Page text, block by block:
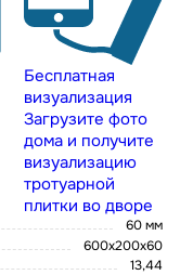
Бесплатная
визуализация
Загрузите фото
дома и получите
визуализацию
тротуарной
плитки во дворе
60 мм
600х200х60
13,44